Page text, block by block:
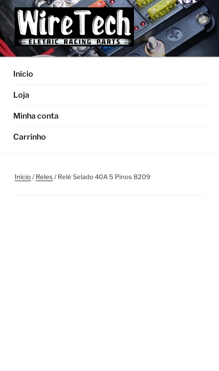
Pular
para
o
conteúdo
Início
Loja
Minha conta
Carrinho
Início/Reles / Relé Selado 40A 5 Pinos 8209